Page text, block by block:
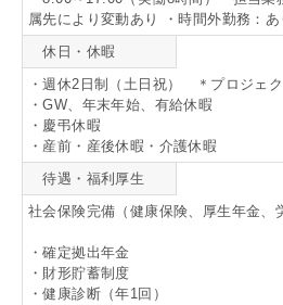
属先により変動あり ・時間外勤務：あ
休日・休暇
・週休2日制（土日祝） ＊プロジェ
・GW、年末年始、有給休暇
・慶弔休暇
・産前・産後休暇・介護休暇
待遇・福利厚生
社会保険完備（健康保険、厚生年金、
・確定拠出年金
・財形貯蓄制度
・健康診断（年1回）